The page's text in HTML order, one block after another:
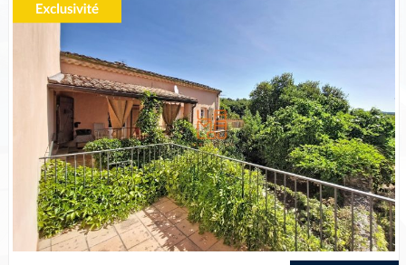
Accès propriétaire